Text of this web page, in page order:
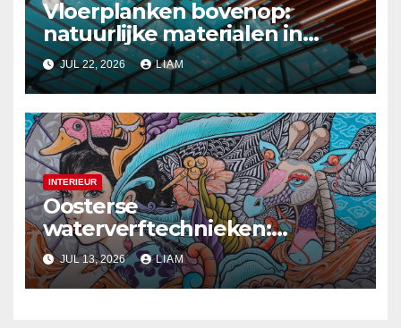
Vloerplanken bovenop:
natuurlijke materialen in
moderne plafondontwerpen
JUL 22, 2026 LIAM
INTERIEUR
Oosterse
waterverftechnieken:
betoverende muren voor de
zomer
JUL 13, 2026 LIAM